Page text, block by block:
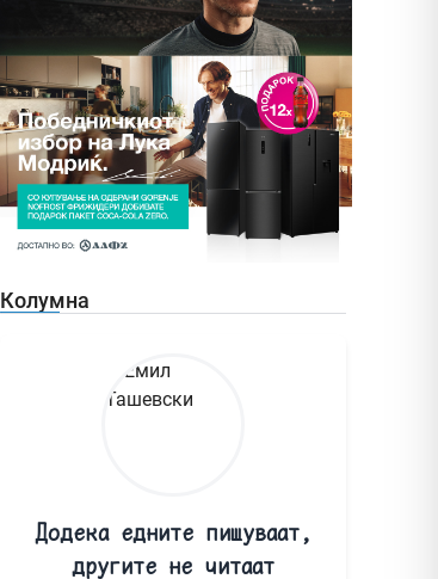
Колумна
Додека едните пишуваат,
другите не читаат